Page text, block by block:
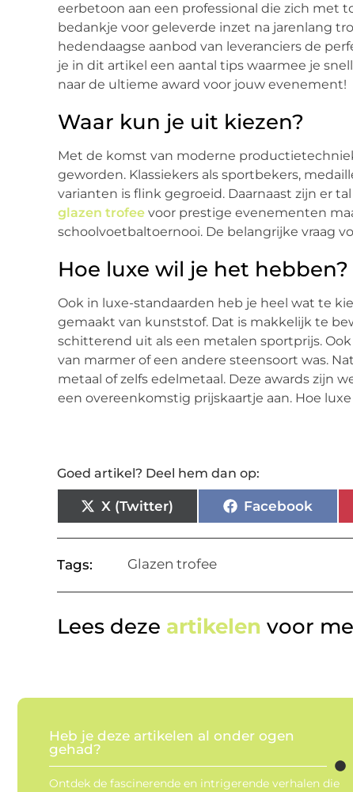
eerbetoon aan een professional die zich met
bedankje voor geleverde inzet na jarenlang
hedendaagse aanbod van leveranciers de
je in dit artikel een aantal tips waarmee je
naar de ultieme award voor jouw evenement!
Waar kun je uit kiezen?
Met de komst van moderne
geworden. Klassiekers als sportbekers,
varianten is flink gegroeid. Daarnaast zijn er
glazen trofee voor prestige evenementen
schoolvoetbaltoernooi. De belangrijke vraag
Hoe luxe wil je het hebben?
Ook in luxe-standaarden heb je heel wat te
gemaakt van kunststof. Dat is makkelijk te
schitterend uit als een metalen sportprijs.
van marmer of een andere steensoort was.
metaal of zelfs edelmetaal. Deze awards zijn
een overeenkomstig prijskaartje aan. Hoe
Goed artikel? Deel hem dan op:
X (Twitter) Facebook
Tags: Glazen trofee
Lees deze artikelen voor
Heb je deze artikelen al onder ogen
gehad?
Ontdek de fascinerende en intrigerende verhalen die